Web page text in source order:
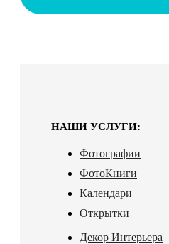
НАШИ УСЛУГИ:
Фотографии
ФотоКниги
Календари
Открытки
Декор Интерьера